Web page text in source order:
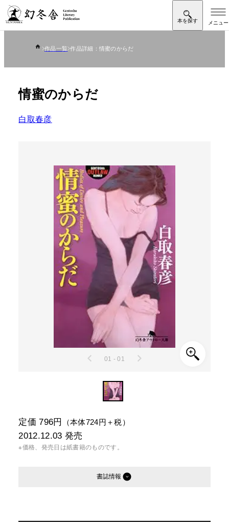
作品一覧 作品詳細：情蜜のからだ
情蜜のからだ
白取春彦
01 - 01
定価 796円 （本体724円＋税）
2012.12.03 発売
※価格、発売日は紙書籍のものです。
書誌情報